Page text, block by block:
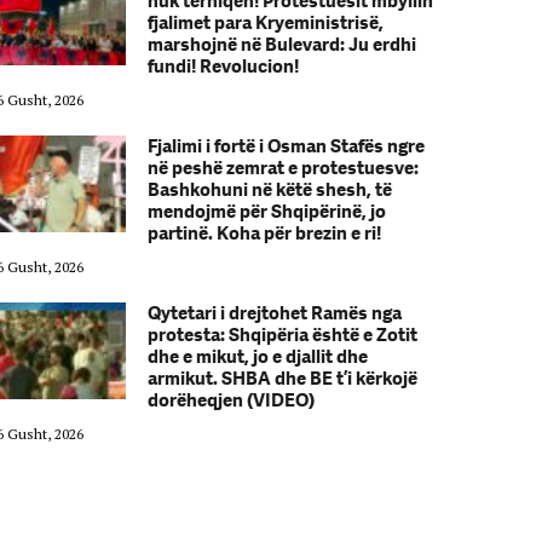
fjalimet para Kryeministrisë,
marshojnë në Bulevard: Ju erdhi
fundi! Revolucion!
Gusht, 2026
Fjalimi i fortë i Osman Stafës ngre
në peshë zemrat e protestuesve:
Bashkohuni në këtë shesh, të
mendojmë për Shqipërinë, jo
partinë. Koha për brezin e ri!
Gusht, 2026
Qytetari i drejtohet Ramës nga
protesta: Shqipëria është e Zotit
dhe e mikut, jo e djallit dhe
armikut. SHBA dhe BE t’i kërkojë
dorëheqjen (VIDEO)
Gusht, 2026